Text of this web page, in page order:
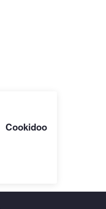
Cookidoo